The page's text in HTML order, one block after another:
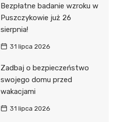
Bezpłatne badanie wzroku w
Puszczykowie już 26
sierpnia!
31 lipca 2026
Zadbaj o bezpieczeństwo
swojego domu przed
wakacjami
31 lipca 2026